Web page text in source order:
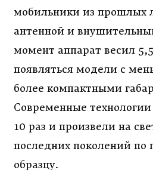
мобильники из прошлых
антенной и
момент аппарат весил
появляться модели с
более компактными
Современные
10 раз и произвели на
последних поколений по
образцу.